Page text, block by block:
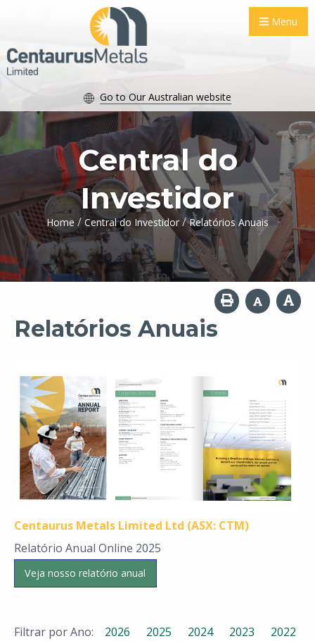
Menu
Go to Our Australian website
Central do
Investidor
Home / Central do Investidor/ Relatórios Anuais
Relatórios Anuais
Centaurus Metals Limited Ltd (ASX: CTM)
Relatório Anual Online 2025
Veja nosso relatório anual
Filtrar por Ano: 2026 2025 2024 2023
2022